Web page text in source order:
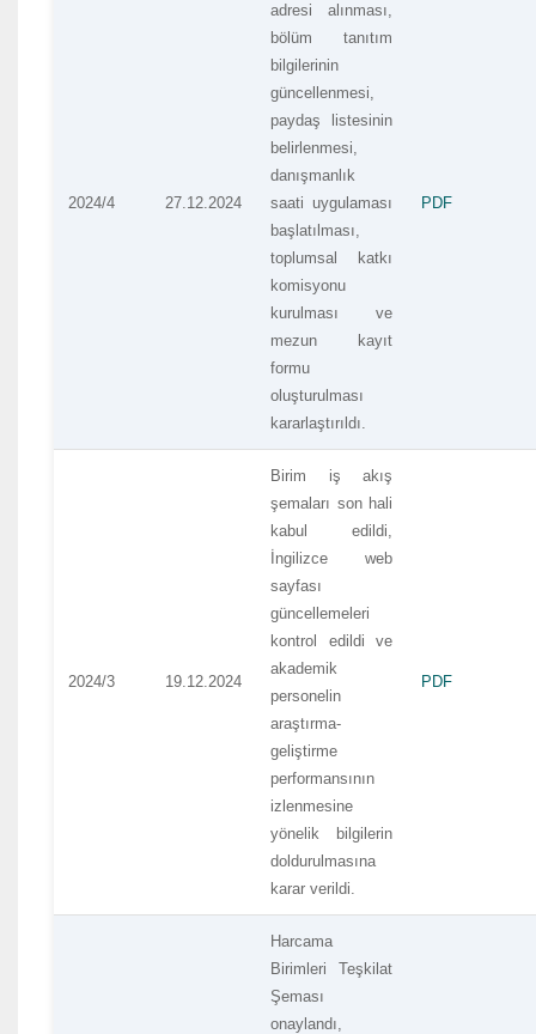
2024/4 27.12.2024
adresi alınması,
bölüm tanıtım
bilgilerinin
güncellenmesi,
paydaş listesinin
belirlenmesi,
danışmanlık
saati uygulaması
başlatılması,
toplumsal katkı
komisyonu
kurulması ve
mezun kayıt
formu
oluşturulması
kararlaştırıldı.
PDF
2024/3 19.12.2024
Birim iş akış
şemaları son hali
kabul edildi,
İngilizce web
sayfası
güncellemeleri
kontrol edildi ve
akademik
personelin
araştırma-
geliştirme
performansının
izlenmesine
yönelik bilgilerin
doldurulmasına
karar verildi.
PDF
Harcama
Birimleri Teşkilat
Şeması
onaylandı,